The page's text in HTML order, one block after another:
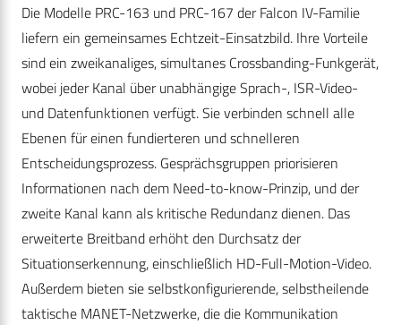
Die Modelle PRC-163 und PRC-167 der Falcon IV-Familie
liefern ein gemeinsames Echtzeit-Einsatzbild. Ihre Vorteile
sind ein zweikanaliges, simultanes Crossbanding-Funkgerät,
wobei jeder Kanal über unabhängige Sprach-, ISR-Video-
und Datenfunktionen verfügt. Sie verbinden schnell alle
Ebenen für einen fundierteren und schnelleren
Entscheidungsprozess. Gesprächsgruppen priorisieren
Informationen nach dem Need-to-know-Prinzip, und der
zweite Kanal kann als kritische Redundanz dienen. Das
erweiterte Breitband erhöht den Durchsatz der
Situationserkennung, einschließlich HD-Full-Motion-Video.
Außerdem bieten sie selbstkonfigurierende, selbstheilende
taktische MANET-Netzwerke, die die Kommunikation